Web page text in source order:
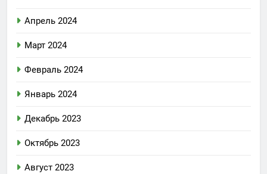
Апрель 2024
Март 2024
Февраль 2024
Январь 2024
Декабрь 2023
Октябрь 2023
Август 2023